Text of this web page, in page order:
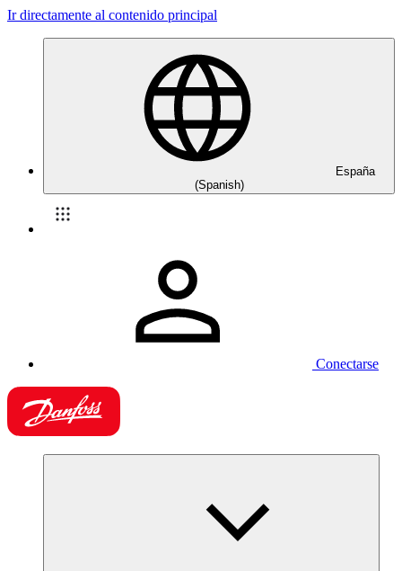
Ir directamente al contenido principal
España
(Spanish)
Conectarse